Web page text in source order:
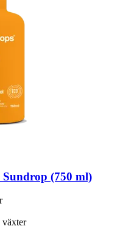
Sundrop (750 ml)
växter